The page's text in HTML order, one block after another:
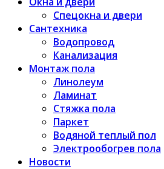
Спецокна и двери
Сантехника
Водопровод
Канализация
Монтаж пола
Линолеум
Ламинат
Стяжка пола
Паркет
Водяной теплый пол
Электрообогрев пола
Новости